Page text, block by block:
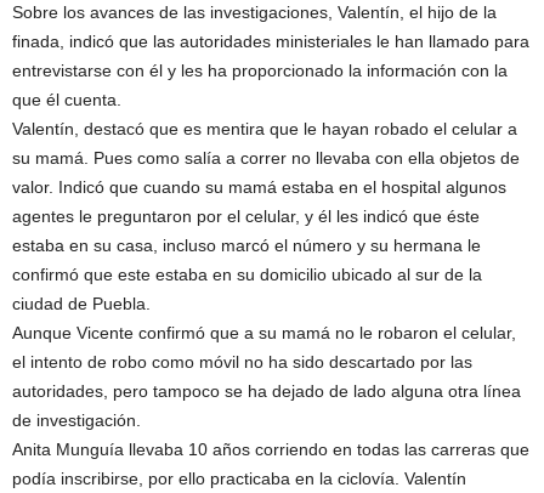
Sobre los avances de las investigaciones, Valentín, el hijo de la
finada, indicó que las autoridades ministeriales le han llamado para
entrevistarse con él y les ha proporcionado la información con la
que él cuenta.
Valentín, destacó que es mentira que le hayan robado el celular a
su mamá. Pues como salía a correr no llevaba con ella objetos de
valor. Indicó que cuando su mamá estaba en el hospital algunos
agentes le preguntaron por el celular, y él les indicó que éste
estaba en su casa, incluso marcó el número y su hermana le
confirmó que este estaba en su domicilio ubicado al sur de la
ciudad de Puebla.
Aunque Vicente confirmó que a su mamá no le robaron el celular,
el intento de robo como móvil no ha sido descartado por las
autoridades, pero tampoco se ha dejado de lado alguna otra línea
de investigación.
Anita Munguía llevaba 10 años corriendo en todas las carreras que
podía inscribirse, por ello practicaba en la ciclovía. Valentín